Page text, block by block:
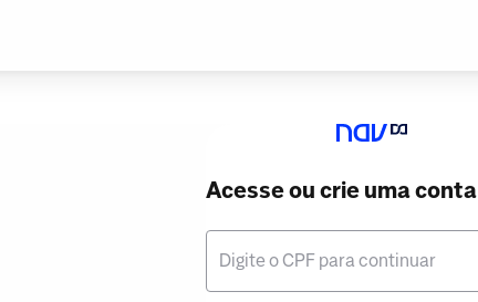
Acesse ou crie uma conta
Digite o CPF para continuar